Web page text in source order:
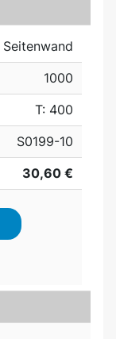
Seitenwand
1000
T: 400
S0199-10
30,60 €